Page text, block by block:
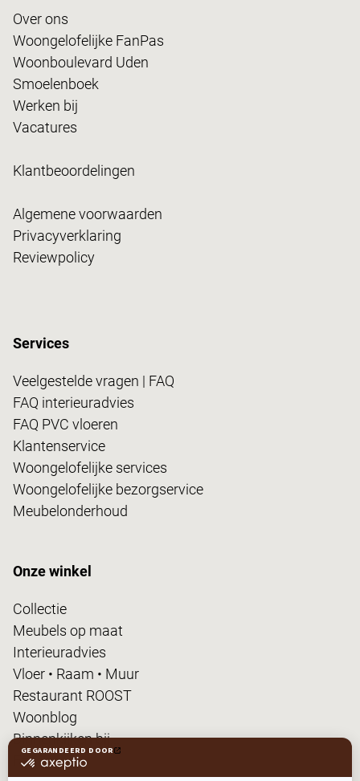
Over ons
Woongelofelijke FanPas
Woonboulevard Uden
Smoelenboek
Werken bij
Vacatures
Klantbeoordelingen
Algemene voorwaarden
Privacyverklaring
Reviewpolicy
Services
Veelgestelde vragen | FAQ
FAQ interieuradvies
FAQ PVC vloeren
Klantenservice
Woongelofelijke services
Woongelofelijke bezorgservice
Meubelonderhoud
Onze winkel
Collectie
Meubels op maat
Interieuradvies
Vloer • Raam • Muur
Restaurant ROOST
Woonblog
Binnenkijken bij...
FanPas